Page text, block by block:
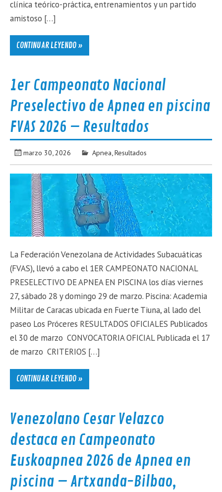
clínica teórico-práctica, entrenamientos y un partido
amistoso […]
CONTINUAR LEYENDO »
1er Campeonato Nacional
Preselectivo de Apnea en piscina
FVAS 2026 – Resultados
marzo 30, 2026 Apnea,Resultados
La Federación Venezolana de Actividades Subacuáticas
(FVAS), llevó a cabo el 1ER CAMPEONATO NACIONAL
PRESELECTIVO DE APNEA EN PISCINA los días viernes
27, sábado 28 y domingo 29 de marzo. Piscina: Academia
Militar de Caracas ubicada en Fuerte Tiuna, al lado del
paseo Los Próceres RESULTADOS OFICIALES Publicados
el 30 de marzo CONVOCATORIA OFICIAL Publicada el 17
de marzo CRITERIOS […]
CONTINUAR LEYENDO »
Venezolano Cesar Velazco
destaca en Campeonato
Euskoapnea 2026 de Apnea en
piscina – Artxanda-Bilbao,